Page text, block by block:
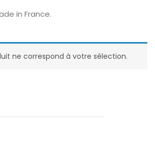
in France.
ne correspond à votre sélection.